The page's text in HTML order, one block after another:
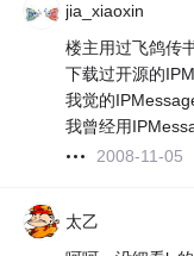
jia_xiaoxin
楼主用过飞鸽传
下载过开源的
我觉的
我曾经用
2008-11-05
太乙